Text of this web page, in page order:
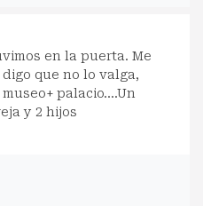
en la puerta. Me
que no lo valga,
palacio....Un
y 2 hijos